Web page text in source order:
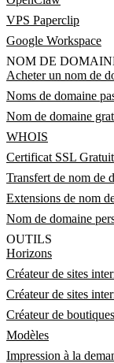
VPS Paperclip
Google Workspace
NOM DE
Acheter un nom de
Noms de domaine
Nom de domaine
WHOIS
Certificat SSL Gratuit
Transfert de nom de
Extensions de nom
Nom de domaine
OUTILS
Horizons
Créateur de sites
Créateur de sites
Créateur de
Modèles
Impression à la